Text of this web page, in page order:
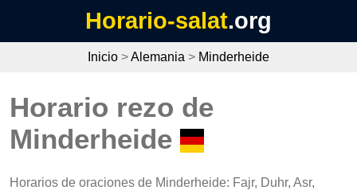
Horario-salat.org
Inicio >Alemania > Minderheide
Horario rezo de
Minderheide
Horarios de oraciones de Minderheide: Fajr, Duhr, Asr,